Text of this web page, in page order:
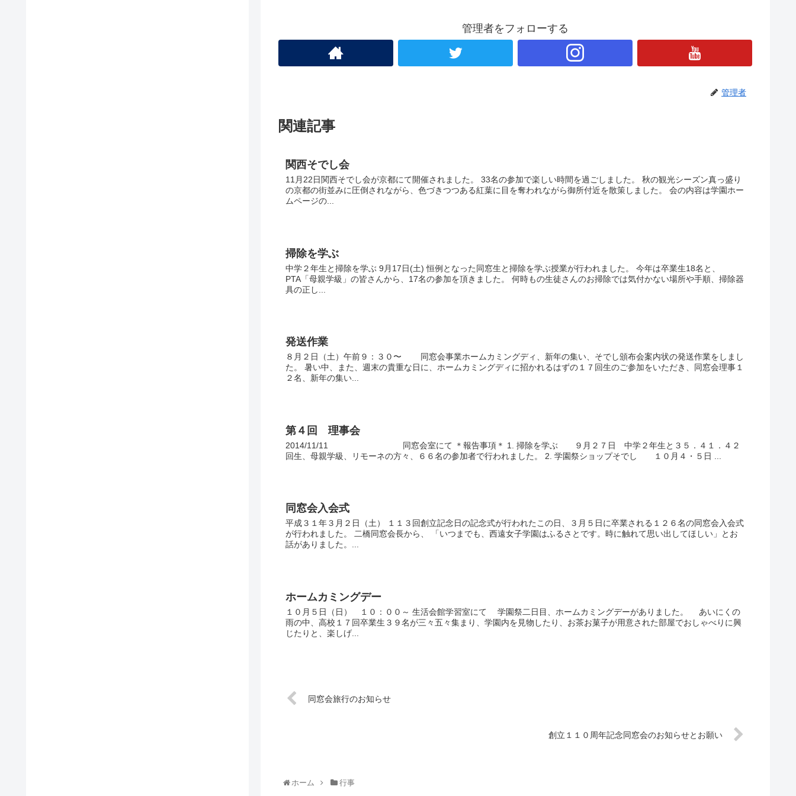
管理者をフォローする
管理者
関連記事
関西そでし会
11月22日関西そでし会が京都にて開催されました。 33名の参加で楽しい時間を過ごしました。 秋の観光シーズン真っ盛り
の京都の街並みに圧倒されながら、色づきつつある紅葉に目を奪われながら御所付近を散策しました。 会の内容は学園ホー
ムページの...
掃除を学ぶ
中学２年生と掃除を学ぶ 9月17日(土) 恒例となった同窓生と掃除を学ぶ授業が行われました。 今年は卒業生18名と、
PTA「母親学級」の皆さんから、17名の参加を頂きました。 何時もの生徒さんのお掃除では気付かない場所や手順、掃除器
具の正し...
発送作業
８月２日（土）午前９：３０〜 同窓会事業ホームカミングディ、新年の集い、そでし頒布会案内状の発送作業をしまし
た。 暑い中、また、週末の貴重な日に、ホームカミングディに招かれるはずの１７回生のご参加をいただき、同窓会理事１
２名、新年の集い...
第４回 理事会
2014/11/11 同窓会室にて ＊報告事項＊ 1. 掃除を学ぶ ９月２７日 中学２年生と３５．４１．４２
回生、母親学級、リモーネの方々、６６名の参加者で行われました。 2. 学園祭ショップそでし １０月４・５日 ...
同窓会入会式
平成３１年３月２日（土） １１３回創立記念日の記念式が行われたこの日、３月５日に卒業される１２６名の同窓会入会式
が行われました。 二橋同窓会長から、 「いつまでも、西遠女子学園はふるさとです。時に触れて思い出してほしい」とお
話がありました。...
ホームカミングデー
１０月５日（日） １０：００～ 生活会館学習室にて 学園祭二日目、ホームカミングデーがありました。 あいにくの
雨の中、高校１７回卒業生３９名が三々五々集まり、学園内を見物したり、お茶お菓子が用意された部屋でおしゃべりに興
じたりと、楽しげ...
同窓会旅行のお知らせ
創立１１０周年記念同窓会のお知らせとお願い
ホーム 行事